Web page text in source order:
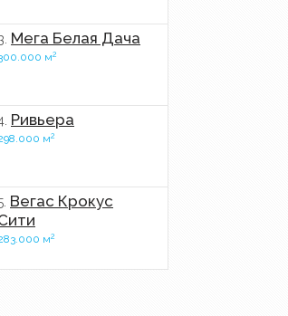
Мега Белая Дача
м2
Ривьера
м2
Вегас Крокус
м2